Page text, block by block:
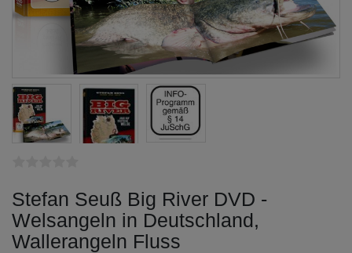
Stefan Seuß Big River DVD -
Welsangeln in Deutschland,
Wallerangeln Fluss